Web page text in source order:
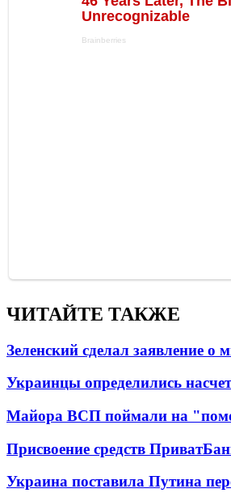
ЧИТАЙТЕ ТАКЖЕ
Зеленский сделал заявление о
Украинцы определились
Майора ВСП поймали на
Присвоение средств
Украина поставила Путина